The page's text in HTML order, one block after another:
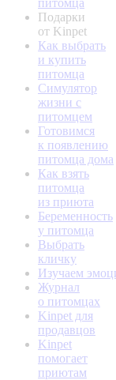
питомца
Подарки
от Kinpet
Как выбрать
и купить
питомца
Симулятор
жизни с
питомцем
Готовимся
к появлению
питомца дома
Как взять
питомца
из приюта
Беременность
у питомца
Выбрать
кличку
Изучаем
Журнал
о питомцах
Kinpet для
продавцов
Kinpet
помогает
приютам